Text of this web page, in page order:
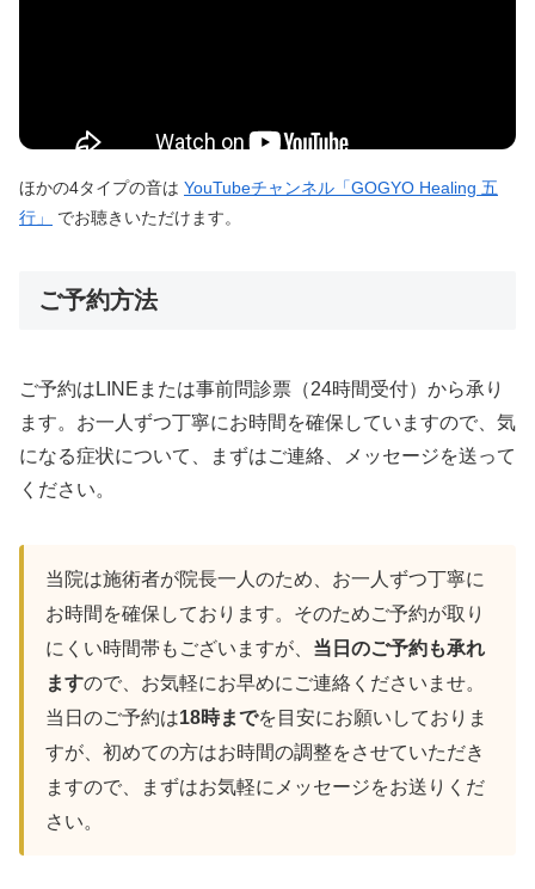
ほかの4タイプの音は YouTubeチャンネル「GOGYO Healing 五
行」
でお聴きいただけます。
ご予約方法
ご予約はLINEまたは事前問診票（24時間受付）から承り
ます。お一人ずつ丁寧にお時間を確保していますので、気
になる症状について、まずはご連絡、メッセージを送って
ください。
当院は施術者が院長一人のため、お一人ずつ丁寧に
お時間を確保しております。そのためご予約が取り
にくい時間帯もございますが、 当日のご予約も承れ
ますので、お気軽にお早めにご連絡くださいませ。
当日のご予約は18時までを目安にお願いしておりま
すが、初めての方はお時間の調整をさせていただき
ますので、まずはお気軽にメッセージをお送りくだ
さい。